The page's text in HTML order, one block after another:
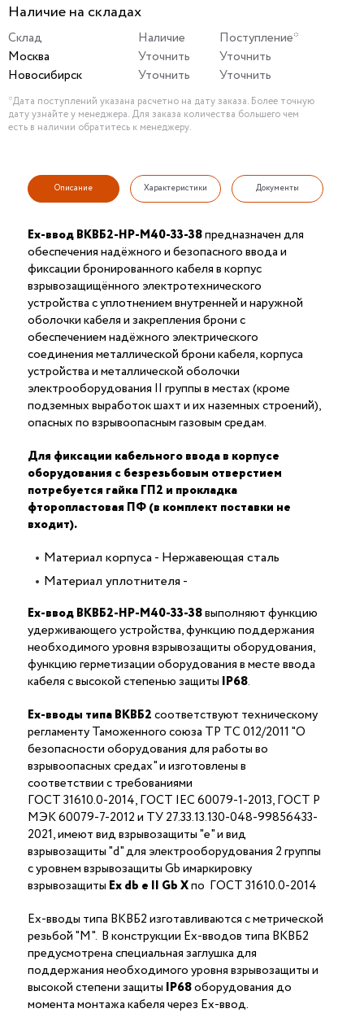
Наличие на складах
Склад Наличие
Поступление*
Москва
Уточнить
Уточнить
Новосибирск
Уточнить Уточнить
*Дата поступлений указана расчетно на дату заказа. Более точную
дату узнайте у менеджера. Для заказа количества большего чем
есть в наличии обратитесь к менеджеру.
Описание Характеристики Документы
Ех-ввод ВКВБ2-НР-M40-33-38предназначен для
обеспечения надёжного и безопасного ввода и
фиксации бронированного кабеля в корпус
взрывозащищённого электротехнического
устройства с уплотнением внутренней и наружной
оболочки кабеля и закрепления брони с
обеспечением надёжного электрического
соединения металлической брони кабеля, корпуса
устройства и металлической оболочки
электрооборудования II группы в местах (кроме
подземных выработок шахт и их наземных строений),
опасных по взрывоопасным газовым средам.
Для фиксации кабельного ввода в корпусе
оборудования с безрезьбовым отверстием
потребуется гайка ГП2 и прокладка
фторопластовая ПФ (в комплект поставки не
входит).
Материал корпуса - Нержавеющая сталь
Материал уплотнителя -
Ех-ввод ВКВБ2-НР-M40-33-38выполняют функцию
удерживающего устройства, функцию поддержания
необходимого уровня взрывозащиты оборудования,
функцию герметизации оборудования в месте ввода
кабеля с высокой степенью защиты IP68.
Ex-вводы типа ВКВБ2соответствуют техническому
регламенту Таможенного союза ТР ТС 012/2011 "О
безопасности оборудования для работы во
взрывоопасных средах" и изготовлены в
соответствии с требованиями
ГОСТ 31610.0-2014, ГОСТ IEC 60079-1-2013, ГОСТ Р
МЭК 60079-7-2012 и ТУ 27.33.13.130-048-99856433-
2021, имеют вид взрывозащиты "е" и вид
взрывозащиты "d" для электрооборудования 2 группы
с уровнем взрывозащиты Gb имаркировку
взрывозащиты Ехdb е II Gb Xпо ГОСТ 31610.0-2014
Ex-вводы типа ВКВБ2 изготавливаются с метрической
резьбой "M". В конструкции Ex-вводов типа ВКВБ2
предусмотрена специальная заглушка для
поддержания необходимого уровня взрывозащиты и
высокой степени защиты IP68оборудования до
момента монтажа кабеля через Ex-ввод.